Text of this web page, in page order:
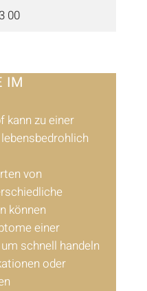
00
IM
kann zu einer
von
können
einer
schnell handeln
oder